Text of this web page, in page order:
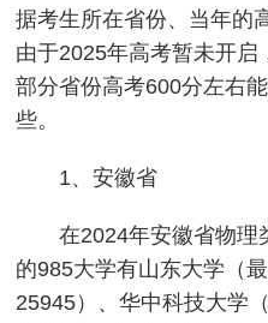
据考生所在省份、当年的
由于2025年高考暂未开启
部分省份高考600分左右
些。
1、安徽省
在2024年安徽省物理
的985大学有山东大学（
25945）、华中科技大学